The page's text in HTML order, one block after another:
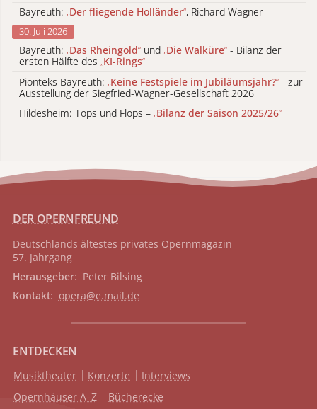
Bayreuth: „Der fliegende Holländer“, Richard Wagner
30. Juli 2026
Bayreuth: „Das Rheingold“ und „Die Walküre“ - Bilanz der
ersten Hälfte des „KI-Rings“
Pionteks Bayreuth: „Keine Festspiele im Jubiläumsjahr?“ - zur
Ausstellung der Siegfried-Wagner-Gesellschaft 2026
Hildesheim: Tops und Flops – „Bilanz der Saison 2025/26“
DER OPERNFREUND
Deutschlands ältestes privates Opernmagazin
57. Jahrgang
Herausgeber: Peter Bilsing
Kontakt: opera@e.mail.de
ENTDECKEN
Musiktheater Konzerte
Interviews
Opernhäuser A–Z
Bücherecke